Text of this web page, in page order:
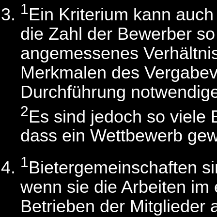
1Ein Kriterium kann
die Zahl der Bewerber
angemessenes
Merkmalen des
Durchführung
2Es sind jedoch so viele
dass ein Wettbewerb
1Bietergemeinschaften
wenn sie die Arbeiten
Betrieben der Mitglieder